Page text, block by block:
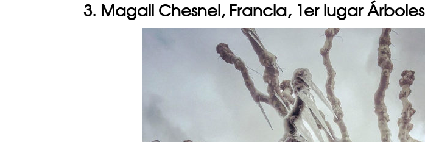
3. Magali Chesnel, Francia, 1er lugar Árboles